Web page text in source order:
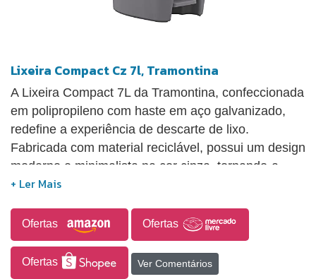
Lixeira Compact Cz 7l, Tramontina
A Lixeira Compact 7L da Tramontina, confeccionada
em polipropileno com haste em aço galvanizado,
redefine a experiência de descarte de lixo.
Fabricada com material reciclável, possui um design
moderno e minimalista na cor cinza, tornando-a
ideal para quartos, banheiros, cozinhas ou
durabilidade, essa lixeira previne a propagação de
odores e vazamentos, assegurando ambientes
agradáveis e bem-estar em sua rotina diária.
Ofertas Ofertas
Ofertas Ver Comentários